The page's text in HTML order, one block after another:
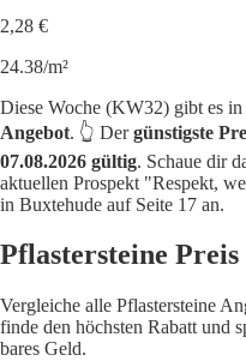
2,28 €
24.38/m²
Diese Woche (KW32) gibt es in
Angebot. 👆 Dergünstigste
07.08.2026 gültig. Schaue dir
aktuellen Prospekt "Respekt,
in Buxtehude auf Seite 17 an.
Pflastersteine
Vergleiche alle Pflastersteine
finde den höchsten Rabatt und
bares Geld.